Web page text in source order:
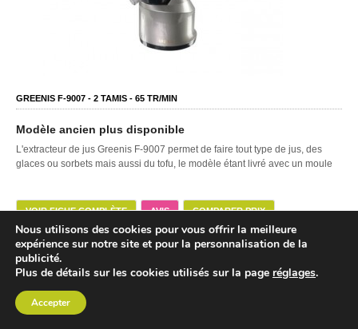
GREENIS F-9007 - 2 TAMIS - 65 TR/MIN
Modèle ancien plus disponible
L'extracteur de jus Greenis F-9007 permet de faire tout type de jus, des
glaces ou sorbets mais aussi du tofu, le modèle étant livré avec un moule
VOIR FICHE COMPLÈTE AVIS COMPARER PRIX
ACCESSOIRES
Nous utilisons des cookies pour vous offrir la meilleure
expérience sur notre site et pour la personnalisation de la
publicité.
Plus de détails sur les cookies utilisés sur la page réglages.
Accepter